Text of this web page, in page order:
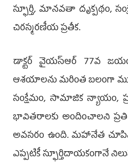
స్ఫూర్తి, మానవతా దృక్పథం,
చిరస్మరణీయ ప్రతీక.
డాక్టర్ వైయ‌స్ఆర్ 77వ
ఆశయాలను మరింత బలంగా
సంక్షేమం, సామాజిక న్యాయం,
భావితరాలకు అందించాలని ప్రతి
అవసరం ఉంది. మహానేత చూపిన
ఎప్పటికీ స్ఫూర్తిదాయకంగానే